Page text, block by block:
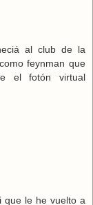
al club de la
feynman que
el fotón virtual
que le he vuelto a